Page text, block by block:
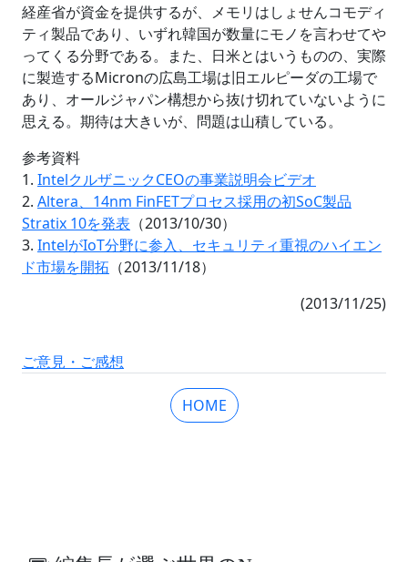
経産省が資金を提供するが、メモリはしょせんコモディ
ティ製品であり、いずれ韓国が数量にモノを言わせてや
ってくる分野である。また、日米とはいうものの、実際
に製造するMicronの広島工場は旧エルピーダの工場で
あり、オールジャパン構想から抜け切れていないように
思える。期待は大きいが、問題は山積している。
参考資料
1. IntelクルザニックCEOの事業説明会ビデオ
2. Altera、14nm FinFETプロセス採用の初SoC製品
Stratix 10を発表 （2013/10/30）
3. IntelがIoT分野に参入、セキュリティ重視のハイエン
ド市場を開拓 （2013/11/18）
(2013/11/25)
ご意見・ご感想
HOME